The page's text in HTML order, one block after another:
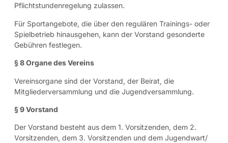
Pflichtstundenregelung zulassen.
Für Sportangebote, die über den regulären Trainings- oder
Spielbetrieb hinausgehen, kann der Vorstand gesonderte
Gebühren festlegen.
§ 8 Organe des Vereins
Vereinsorgane sind der Vorstand, der Beirat, die
Mitgliederversammlung und die Jugendversammlung.
§ 9 Vorstand
Der Vorstand besteht aus dem 1. Vorsitzenden, dem 2.
Vorsitzenden, dem 3. Vorsitzenden und dem Jugendwart/